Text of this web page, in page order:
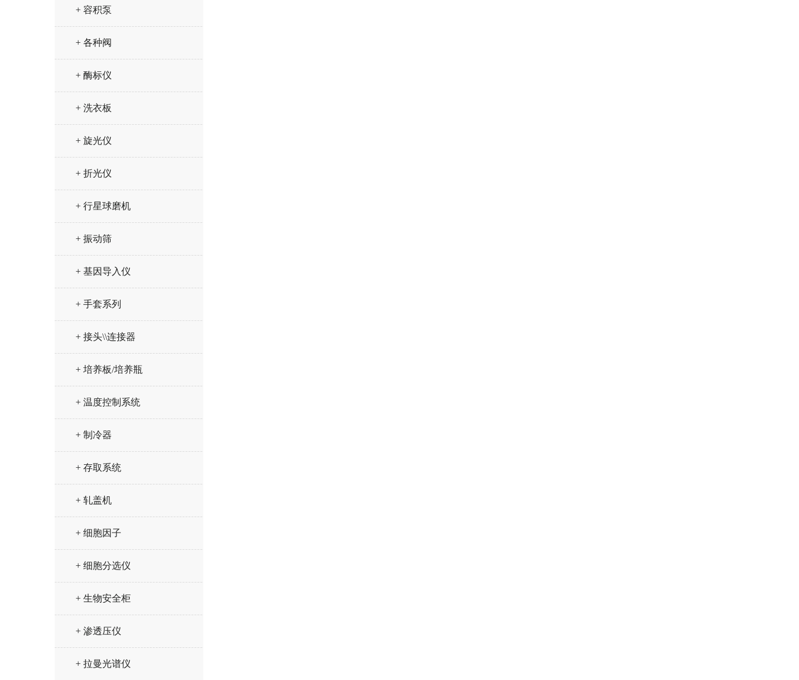
+ 容积泵
+ 各种阀
+ 酶标仪
+ 洗衣板
+ 旋光仪
+ 折光仪
+ 行星球磨机
+ 振动筛
+ 基因导入仪
+ 手套系列
+ 接头\\连接器
+ 培养板/培养瓶
+ 温度控制系统
+ 制冷器
+ 存取系统
+ 轧盖机
+ 细胞因子
+ 细胞分选仪
+ 生物安全柜
+ 渗透压仪
+ 拉曼光谱仪